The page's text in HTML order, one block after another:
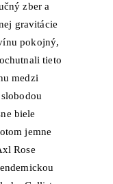
zber a
gravitácie
pokojný,
tieto
medzi
biele
jemne
Rose